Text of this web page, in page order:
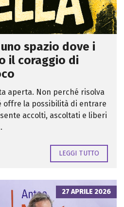
spazio dove i
il coraggio di
aperta. Non perché risolva
offre la possibilità di entrare
accolti, ascoltati e liberi
LEGGI TUTTO
27 APRILE 2026